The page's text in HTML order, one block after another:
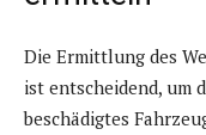
Die Ermittlung des
ist entscheidend, um
beschädigtes